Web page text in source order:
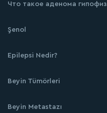
Что такое аденома
Şenol
Epilepsi Nedir?
Beyin Tümörleri
Beyin Metastazı